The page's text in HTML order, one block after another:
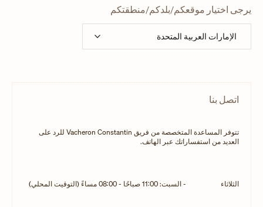
يرجى اختيار موقعكم/بلدكم/منطقتكم
اتصل بنا
تتوفر المساعدة المتخصصة من فريق Vacheron Constantin للرد على
العديد من استفساراتك عبر الهاتف.
الثلاثاء - السبت: 11:00 صباحًا - 08:00 مساءً (التوقيت المحلي)